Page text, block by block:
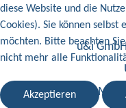
u&i
diese Website und die
Cookies). Sie können selbst
möchten. Bitte beachten
nicht mehr alle
Akzeptieren